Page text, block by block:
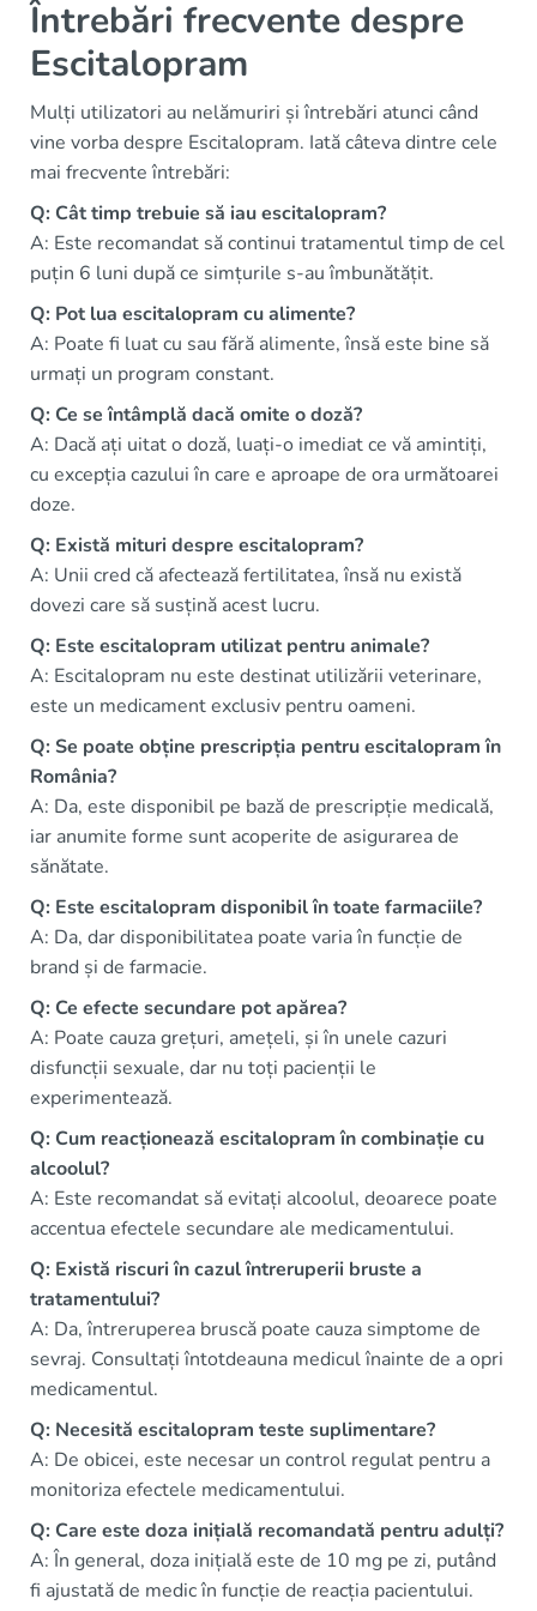
Întrebări frecvente despre
Escitalopram
Mulți utilizatori au nelămuriri și întrebări atunci când
vine vorba despre Escitalopram. Iată câteva dintre cele
mai frecvente întrebări:
Q: Cât timp trebuie să iau escitalopram?
A: Este recomandat să continui tratamentul timp de cel
puțin 6 luni după ce simțurile s-au îmbunătățit.
Q: Pot lua escitalopram cu alimente?
A: Poate fi luat cu sau fără alimente, însă este bine să
urmați un program constant.
Q: Ce se întâmplă dacă omite o doză?
A: Dacă ați uitat o doză, luați-o imediat ce vă amintiți,
cu excepția cazului în care e aproape de ora următoarei
doze.
Q: Există mituri despre escitalopram?
A: Unii cred că afectează fertilitatea, însă nu există
dovezi care să susțină acest lucru.
Q: Este escitalopram utilizat pentru animale?
A: Escitalopram nu este destinat utilizării veterinare,
este un medicament exclusiv pentru oameni.
Q: Se poate obține prescripția pentru escitalopram în
România?
A: Da, este disponibil pe bază de prescripție medicală,
iar anumite forme sunt acoperite de asigurarea de
sănătate.
Q: Este escitalopram disponibil în toate farmaciile?
A: Da, dar disponibilitatea poate varia în funcție de
brand și de farmacie.
Q: Ce efecte secundare pot apărea?
A: Poate cauza grețuri, amețeli, și în unele cazuri
disfuncții sexuale, dar nu toți pacienții le
experimentează.
Q: Cum reacționează escitalopram în combinație cu
alcoolul?
A: Este recomandat să evitați alcoolul, deoarece poate
accentua efectele secundare ale medicamentului.
Q: Există riscuri în cazul întreruperii bruste a
tratamentului?
A: Da, întreruperea bruscă poate cauza simptome de
sevraj. Consultați întotdeauna medicul înainte de a opri
medicamentul.
Q: Necesită escitalopram teste suplimentare?
A: De obicei, este necesar un control regulat pentru a
monitoriza efectele medicamentului.
Q: Care este doza inițială recomandată pentru adulți?
A: În general, doza inițială este de 10 mg pe zi, putând
fi ajustată de medic în funcție de reacția pacientului.